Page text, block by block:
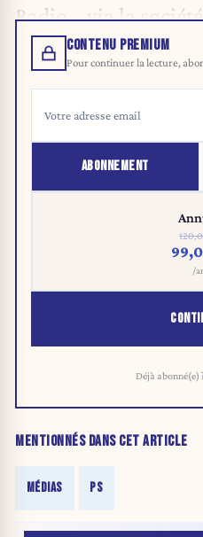
Radio – via la
CONTENU PREMIUM
Pour continuer la lecture,
ABONNEMENT
/
Déjà abonné(e)
MENTIONNÉS DANS CET ARTICLE
MÉDIAS PS